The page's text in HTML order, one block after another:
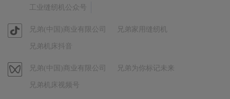
信工业缝纫机公众号
官
音
兄弟(中国)商业有限公司 兄弟家用缝纫机
兄弟机床抖音
视兄弟(中国)商业有限公司 兄弟为你标记未来
兄弟机床视频号